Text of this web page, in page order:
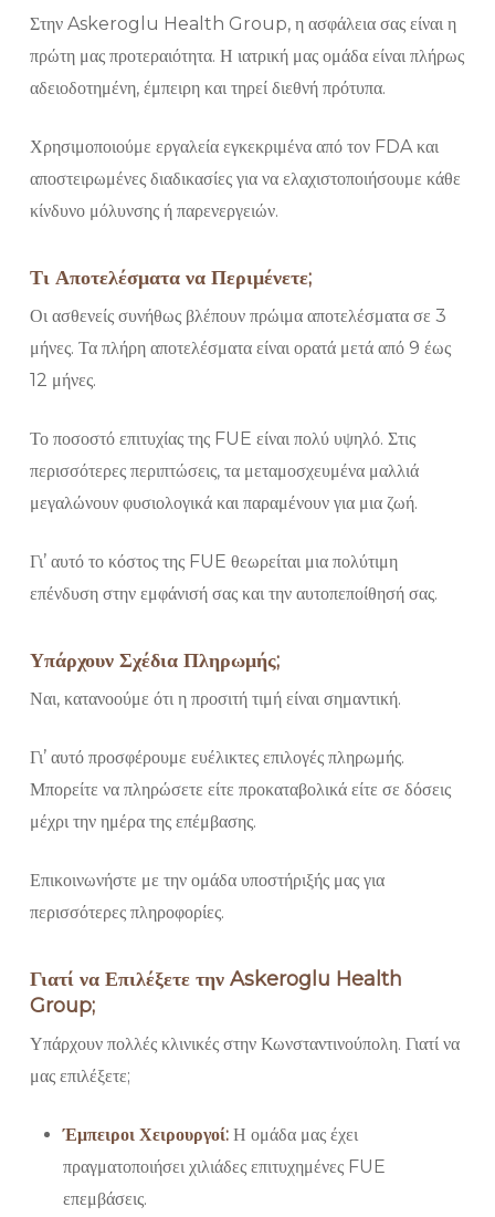
Στην Askeroglu Health Group, η ασφάλεια σας είναι η
πρώτη μας προτεραιότητα. Η ιατρική μας ομάδα είναι πλήρως
αδειοδοτημένη, έμπειρη και τηρεί διεθνή πρότυπα.
Χρησιμοποιούμε εργαλεία εγκεκριμένα από τον FDA και
αποστειρωμένες διαδικασίες για να ελαχιστοποιήσουμε κάθε
κίνδυνο μόλυνσης ή παρενεργειών.
Τι Αποτελέσματα να Περιμένετε;
Οι ασθενείς συνήθως βλέπουν πρώιμα αποτελέσματα σε 3
μήνες. Τα πλήρη αποτελέσματα είναι ορατά μετά από 9 έως
12 μήνες.
Το ποσοστό επιτυχίας της FUE είναι πολύ υψηλό. Στις
περισσότερες περιπτώσεις, τα μεταμοσχευμένα μαλλιά
μεγαλώνουν φυσιολογικά και παραμένουν για μια ζωή.
Γι’ αυτό το κόστος της FUE θεωρείται μια πολύτιμη
επένδυση στην εμφάνισή σας και την αυτοπεποίθησή σας.
Υπάρχουν Σχέδια Πληρωμής;
Ναι, κατανοούμε ότι η προσιτή τιμή είναι σημαντική.
Γι’ αυτό προσφέρουμε ευέλικτες επιλογές πληρωμής.
Μπορείτε να πληρώσετε είτε προκαταβολικά είτε σε δόσεις
μέχρι την ημέρα της επέμβασης.
Επικοινωνήστε με την ομάδα υποστήριξής μας για
περισσότερες πληροφορίες.
Γιατί να Επιλέξετε την Askeroglu Health
Group;
Υπάρχουν πολλές κλινικές στην Κωνσταντινούπολη. Γιατί να
μας επιλέξετε;
Έμπειροι Χειρουργοί:Η ομάδα μας έχει
πραγματοποιήσει χιλιάδες επιτυχημένες FUE
επεμβάσεις.